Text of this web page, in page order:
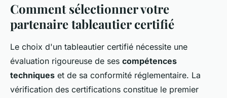
Comment sélectionner votre
partenaire tableautier certifié
Le choix d'un tableautier certifié nécessite une
évaluation rigoureuse de ses compétences
techniques et de sa conformité réglementaire. La
vérification des certifications constitue le premier